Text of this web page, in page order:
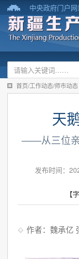
中央政府门户
首页/工作动态/师市动态
天
——从三位亲
发布时间：
【
作者：魏承亿